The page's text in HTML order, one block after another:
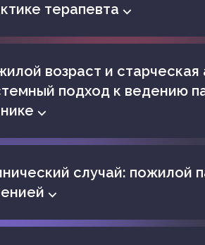
терапевта ⌵
возраст и старческая
подход к ведению
⌵
случай: пожилой
⌵